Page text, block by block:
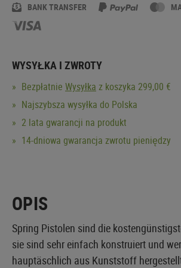
BANK TRANSFER
WYSYŁKA I ZWROTY
Bezpłatnie Wysyłka z koszyka 299,00 €
Najszybsza wysyłka do Polska
2 lata gwarancji na produkt
14-dniowa gwarancja zwrotu pieniędzy
OPIS
Spring Pistolen sind die
sie sind sehr einfach konstruiert und
hauptäschlich aus Kunststoff